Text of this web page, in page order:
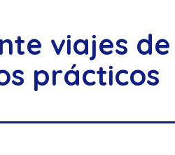
viajes de
prácticos